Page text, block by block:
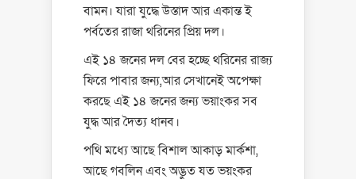
বামন। যারা যুদ্ধে উস্তাদ আর একান্ত ই
পর্বতের রাজা থরিনের প্রিয় দল।
এই ১৪ জনের দল বের হচ্ছে থরিনের রাজ্য
ফিরে পাবার জন্য,আর সেখানেই অপেক্ষা
করছে এই ১৪ জনের জন্য ভয়াংকর সব
যুদ্ধ আর দৈত্য ধানব।
পথি মধ্যে আছে বিশাল আকাড় মার্কশা,
আছে গবলিন এবং অদ্ভুত যত ভয়ংকর